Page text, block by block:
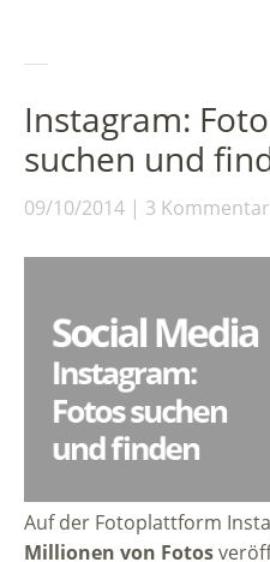
Instagram:
suchen und
09/10/2014 3
Auf der Fotoplattform
Millionen von Fotos